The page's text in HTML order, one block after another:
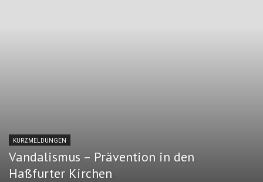
KURZMELDUNGEN
Vandalismus – Prävention in den
Haßfurter Kirchen